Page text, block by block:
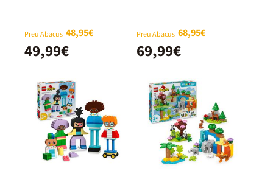
Preu Abacus 48,95€
49,99€
Preu Abacus 68,95€
69,99€